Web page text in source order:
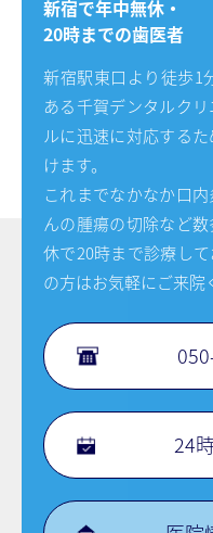
新宿で年中無休・
20時までの⻭医者
新宿駅東口より徒歩1
ある千賀デンタルク
ルに迅速に対応する
けます。
これまでなかなか口
んの腫瘍の切除など
休で20時まで診療し
の方はお気軽にご来院
24